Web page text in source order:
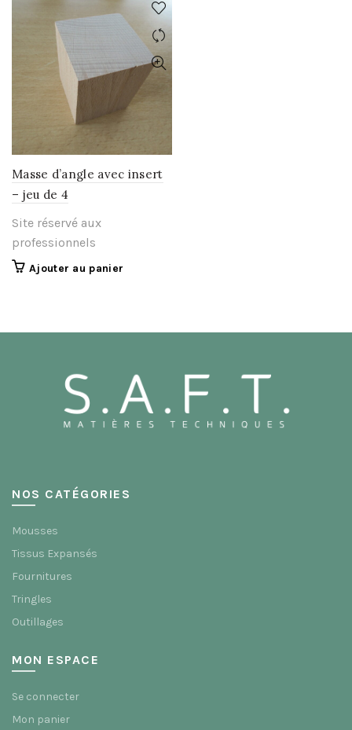
variations.
Les
options
peuvent
être
choisies
sur
produit
Masse d’angle avec insert
– jeu de 4
Site réservé aux
professionnels
Ajouter au panier
NOS CATÉGORIES
Mousses
Tissus Expansés
Fournitures
Tringles
Outillages
MON ESPACE
Se connecter
Mon panier